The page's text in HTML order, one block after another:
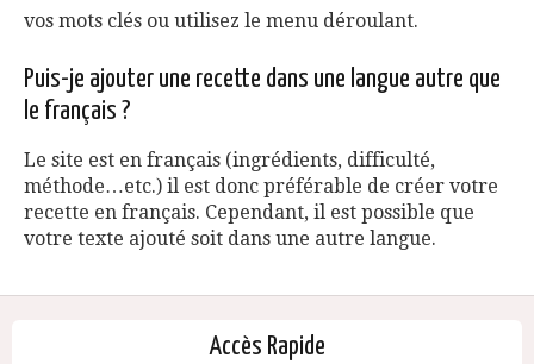
vos mots clés ou utilisez le menu déroulant.
Puis-je ajouter une recette dans une langue autre que
le français ?
Le site est en français (ingrédients, difficulté,
méthode…etc.) il est donc préférable de créer votre
recette en français. Cependant, il est possible que
votre texte ajouté soit dans une autre langue.
Accès Rapide